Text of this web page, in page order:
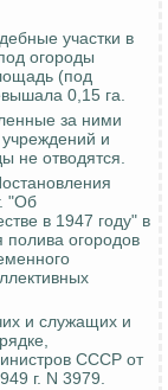
участки в
огороды
(под
0,15 га.
за ними
учреждений и
не отводятся.
"Об
в 1947 году" в
полива огородов
и служащих и
СССР от
г. N 3979.